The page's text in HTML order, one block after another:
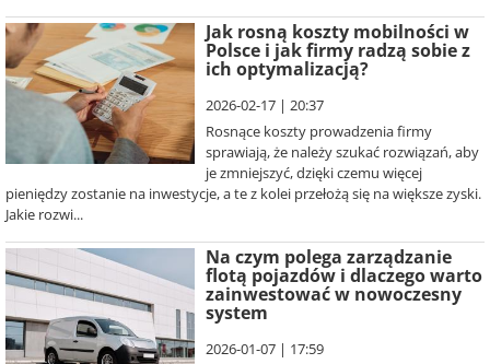
Jak rosną koszty mobilności w
Polsce i jak firmy radzą sobie z
ich optymalizacją?
2026-02-17 | 20:37
Rosnące koszty prowadzenia firmy
sprawiają, że należy szukać rozwiązań, aby
je zmniejszyć, dzięki czemu więcej
pieniędzy zostanie na inwestycje, a te z kolei przełożą się na większe zyski.
Jakie rozwi...
Na czym polega zarządzanie
flotą pojazdów i dlaczego warto
zainwestować w nowoczesny
system
2026-01-07 | 17:59